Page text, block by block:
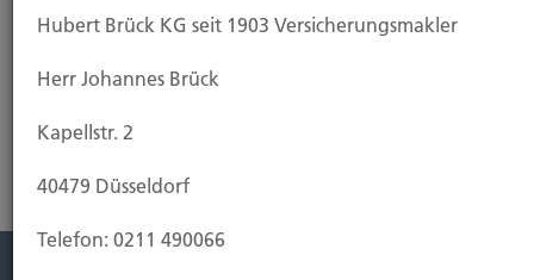
Hubert Brück KG seit 1903 Versicherungsmakler
Herr Johannes Brück
Kapellstr. 2
40479 Düsseldorf
Telefon: 0211 490066